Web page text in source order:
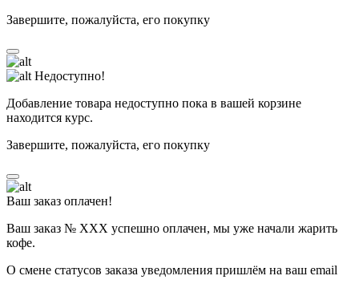
Завершите, пожалуйста, его покупку
Недоступно!
Добавление товара недоступно пока в вашей корзине
находится курс.
Завершите, пожалуйста, его покупку
Ваш заказ оплачен!
Ваш заказ № ХХХ успешно оплачен, мы уже начали жарить
кофе.
О смене статусов заказа уведомления пришлём на ваш email